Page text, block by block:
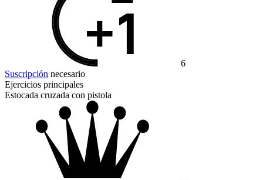
6
Suscripción necesario
Ejercicios principales
Estocada cruzada con pistola